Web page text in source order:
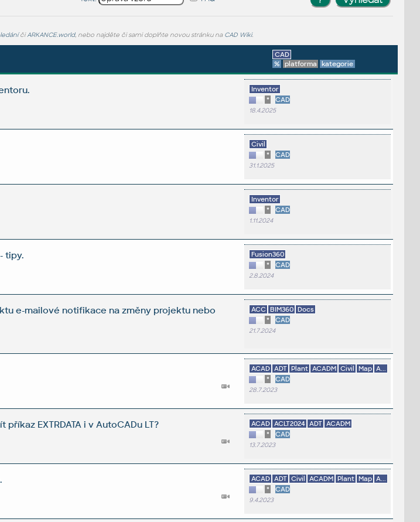
čiARKANCE.world, nebo najděte či sami doplňte novou stránku na CAD Wiki.
CAD
%
platforma kategorie
Inventor
*
CAD
18.4.2025
Civil
*
CAD
31.1.2025
Inventor
*
CAD
1.11.2024
tipy.
Fusion360
*
CAD
2.8.2024
e-mailové notifikace na změny projektu nebo
ACC BIM360 Docs
*
CAD
21.7.2024
ACAD ADT Plant ACADM Civil Map A...
*
CAD
28.7.2023
EXTRDATA i v AutoCADu LT? ACAD ACLT2024 ADT ACADM
*
CAD
13.7.2023
ACAD ADT Civil ACADM Plant Map A...
*
CAD
9.4.2023